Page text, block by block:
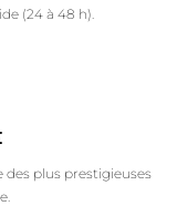
(24 à 48 h).
des plus prestigieuses